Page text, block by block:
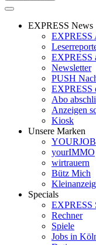
EXPRESS News
EXPRESS
EXPRESS
Newsletter
PUSH
EXPRESS
Abo
Anzeigen
Kiosk
Unsere Marken
YOURJOB
yourIMMO
wirtrauern
Bütz Mich
Specials
EXPRESS
Rechner
Spiele
Jobs in